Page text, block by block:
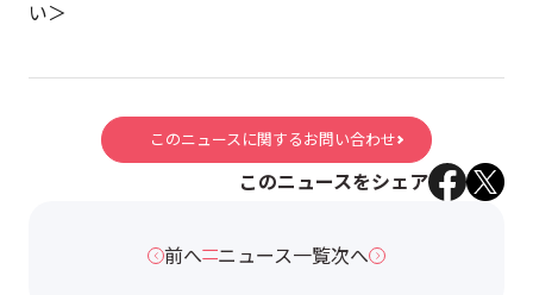
い＞
このニュースに関するお問い合わせ
このニュースをシェア
前へ ニュース一覧次へ